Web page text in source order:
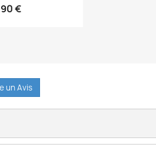
€
un Avis